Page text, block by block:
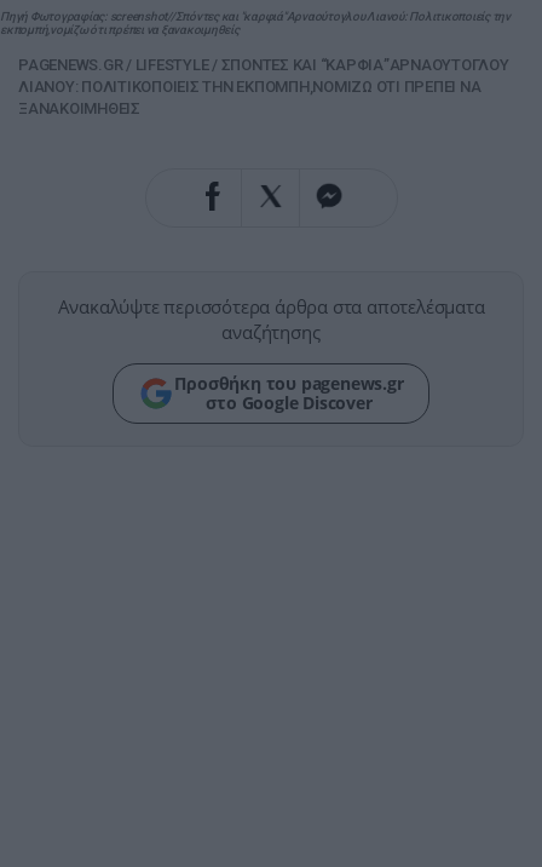
Πηγή Φωτογραφίας: screenshot//Σπόντες και "καρφιά"Αρναούτογλου Λιανού: Πολιτικοποιείς την
εκπομπή,νομίζω ότι πρέπει να ξανακοιμηθείς
PAGENEWS.GR/ LIFESTYLE/ ΣΠΟΝΤΕΣ ΚΑΙ “ΚΑΡΦΙΑ”ΑΡΝΑΟΥΤΟΓΛΟΥ
ΛΙΑΝΟΥ: ΠΟΛΙΤΙΚΟΠΟΙΕΙΣ ΤΗΝ ΕΚΠΟΜΠΗ,ΝΟΜΙΖΩ ΟΤΙ ΠΡΕΠΕΙ ΝΑ
ΞΑΝΑΚΟΙΜΗΘΕΙΣ
Ανακαλύψτε περισσότερα άρθρα στα αποτελέσματα
αναζήτησης
Προσθήκη του pagenews.gr
στο Google Discover